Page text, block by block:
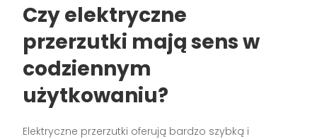
Czy elektryczne
przerzutki mają sens w
codziennym
użytkowaniu?
Elektryczne przerzutki oferują bardzo szybką i